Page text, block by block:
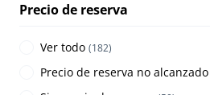
Precio de reserva
Ver todo (182)
Precio de reserva no alcanzado